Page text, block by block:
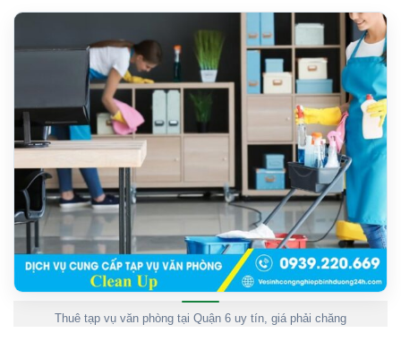
Thuê tạp vụ văn phòng tại Quận 6 uy tín, giá phải chăng